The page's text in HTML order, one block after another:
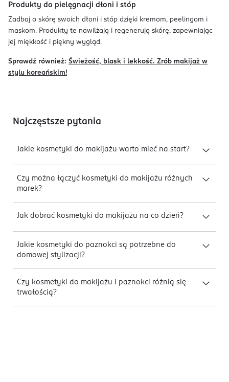
Produkty do pielęgnacji dłoni i stóp
Zadbaj o skórę swoich dłoni i stóp dzięki kremom, peelingom i
maskom. Produkty te nawilżają i regenerują skórę, zapewniając
jej miękkość i piękny wygląd.
Sprawdź również: Świeżość, blask i lekkość. Zrób makijaż w
stylu koreańskim!
Najczęstsze pytania
Jakie kosmetyki do makijażu warto mieć na start?
Czy można łączyć kosmetyki do makijażu różnych
marek?
Jak dobrać kosmetyki do makijażu na co dzień?
Jakie kosmetyki do paznokci są potrzebne do
domowej stylizacji?
Czy kosmetyki do makijażu i paznokci różnią się
trwałością?